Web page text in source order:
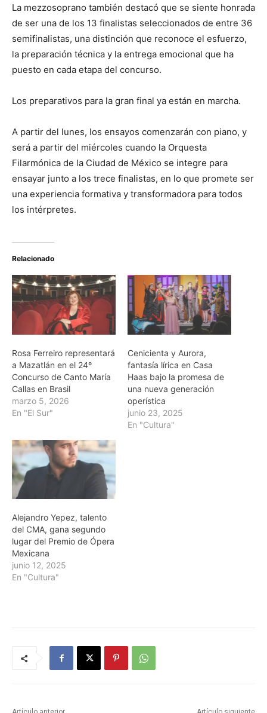
La mezzosoprano también destacó que se siente honrada
de ser una de los 13 finalistas seleccionados de entre 36
semifinalistas, una distinción que reconoce el esfuerzo,
la preparación técnica y la entrega emocional que ha
puesto en cada etapa del concurso.
Los preparativos para la gran final ya están en marcha.
A partir del lunes, los ensayos comenzarán con piano, y
será a partir del miércoles cuando la Orquesta
Filarmónica de la Ciudad de México se integre para
ensayar junto a los trece finalistas, en lo que promete ser
una experiencia formativa y transformadora para todos
los intérpretes.
Relacionado
Rosa Ferreiro representará
a Mazatlán en el 24º
Concurso de Canto María
Callas en Brasil
marzo 5, 2026
En "El Sur"
Cenicienta y Aurora,
fantasía lírica en Casa
Haas bajo la promesa de
una nueva generación
operística
junio 23, 2025
En "Cultura"
Alejandro Yepez, talento
del CMA, gana segundo
lugar del Premio de Ópera
Mexicana
junio 12, 2025
En "Cultura"